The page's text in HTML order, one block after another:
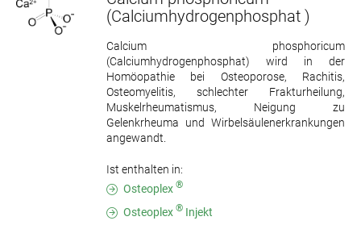
(Calciumhydrogenphosphat )
Calcium phosphoricum
(Calciumhydrogenphosphat) wird in der
Homöopathie bei Osteoporose, Rachitis,
Osteomyelitis, schlechter Frakturheilung,
Muskelrheumatismus, Neigung zu
Gelenkrheuma und Wirbelsäulenerkrankungen
angewandt.
Ist enthalten in:
Osteoplex ®
Osteoplex ® Injekt